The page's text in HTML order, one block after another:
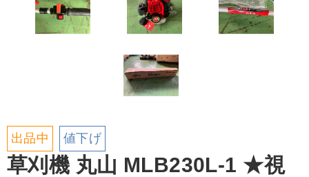
出品中 値下げ
草刈機 丸山 MLB230L-1 ★視